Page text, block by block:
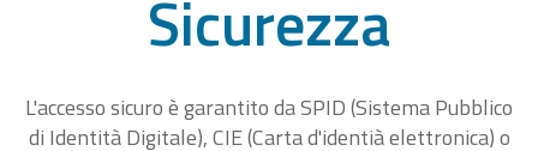
Sicurezza
L'accesso sicuro è garantito da SPID (Sistema Pubblico
di Identità Digitale), CIE (Carta d'identià elettronica) o